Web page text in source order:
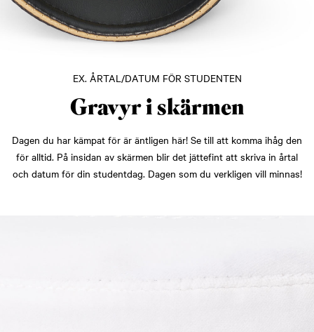
EX. ÅRTAL/DATUM FÖR STUDENTEN
Gravyr i skärmen
Dagen du har kämpat för är äntligen här! Se till att komma ihåg den
för alltid. På insidan av skärmen blir det jättefint att skriva in årtal
och datum för din studentdag. Dagen som du verkligen vill minnas!